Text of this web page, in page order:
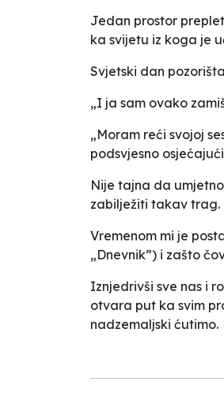
Jedan prostor
ka svijetu iz koga je
Svjetski dan
„I ja sam ovako
„Moram reći svojoj
podsvjesno
Nije tajna da
zabilježiti takav trag.
Vremenom mi je
„Dnevnik”) i zašto
Iznjedrivši sve nas i
otvara put ka svim
nadzemaljski ćutimo.